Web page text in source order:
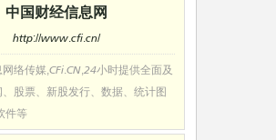
中国财经信息网
http://www.cfi.cn/
络传媒,CFi.CN,24小时提供全面及
股票、新股发行、数据、统计图
件等